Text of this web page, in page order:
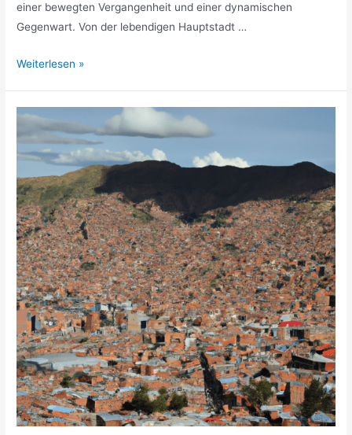
einer bewegten Vergangenheit und einer dynamischen
Gegenwart. Von der lebendigen Hauptstadt …
Schönste
und
Herzegowina
Weiterlesen »